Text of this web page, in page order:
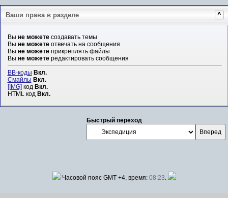
Ваши права в разделе ^
Вы не можетесоздавать темы
Вы не можетеотвечать на сообщения
Вы не можетеприкреплять файлы
Вы не можетередактировать сообщения
BB-коды Вкл.
Смайлы Вкл.
[IMG] код Вкл.
HTML код Вкл.
Быстрый переход
Часовой пояс GMT +4, время: 08:23